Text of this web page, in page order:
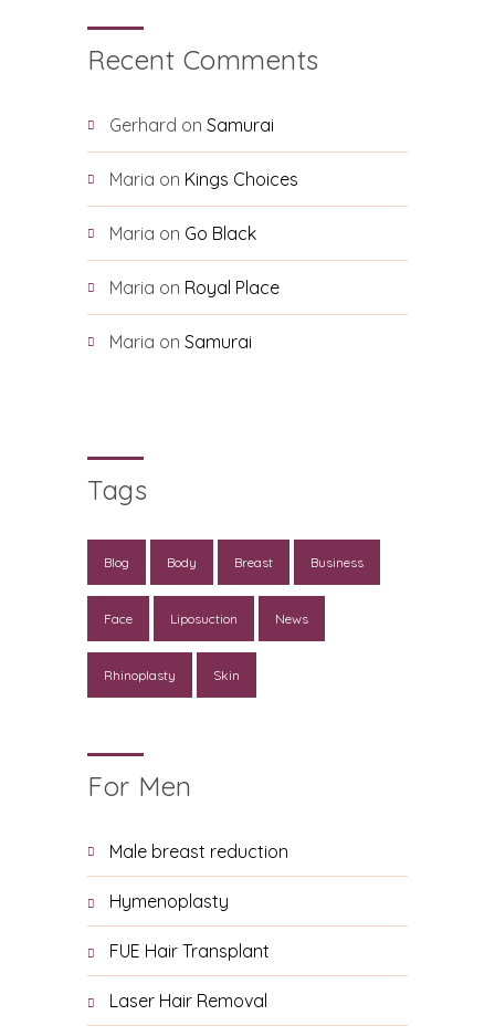
Recent Comments
Gerhard on Samurai
Maria on Kings Choices
Maria on Go Black
Maria on Royal Place
Maria on Samurai
Tags
Blog Body Breast Business
Face Liposuction News
Rhinoplasty Skin
For Men
Male breast reduction
Hymenoplasty
FUE Hair Transplant
Laser Hair Removal